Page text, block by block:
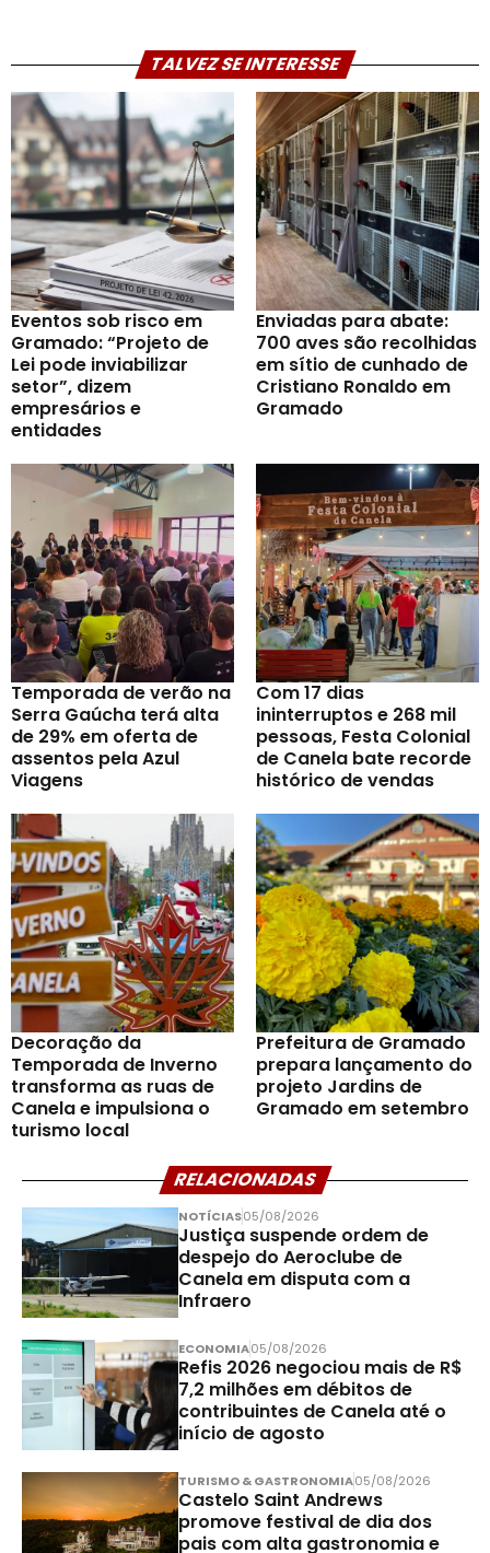
TALVEZ SE INTERESSE
Eventos sob risco em
Gramado: “Projeto de
Lei pode inviabilizar
setor”, dizem
empresários e
entidades
Enviadas para abate:
700 aves são recolhidas
em sítio de cunhado de
Cristiano Ronaldo em
Gramado
Temporada de verão na
Serra Gaúcha terá alta
de 29% em oferta de
assentos pela Azul
Viagens
Com 17 dias
ininterruptos e 268 mil
pessoas, Festa Colonial
de Canela bate recorde
histórico de vendas
Decoração da
Temporada de Inverno
transforma as ruas de
Canela e impulsiona o
turismo local
Prefeitura de Gramado
prepara lançamento do
projeto Jardins de
Gramado em setembro
RELACIONADAS
NOTÍCIAS05/08/2026
Justiça suspende ordem de
despejo do Aeroclube de
Canela em disputa com a
Infraero
ECONOMIA05/08/2026
Refis 2026 negociou mais de R$
7,2 milhões em débitos de
contribuintes de Canela até o
início de agosto
TURISMO & GASTRONOMIA05/08/2026
Castelo Saint Andrews
promove festival de dia dos
pais com alta gastronomia e